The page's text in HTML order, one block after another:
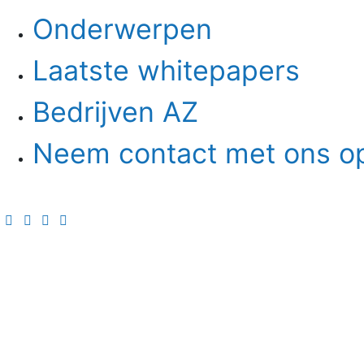
Onderwerpen
Laatste whitepapers
Bedrijven AZ
Neem contact met ons